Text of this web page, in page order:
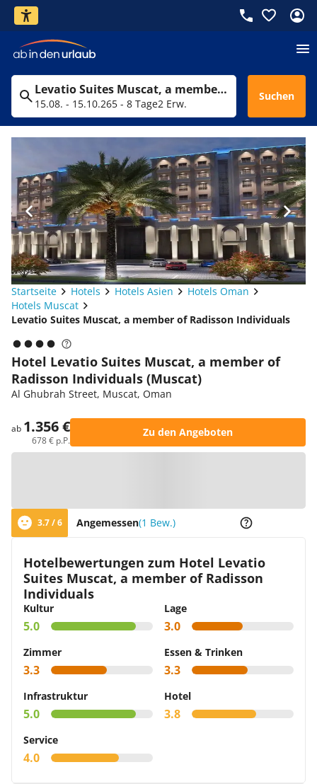
Levatio Suites Muscat, a member of Radisson Individuals
15.08. - 15.10.265 - 8 Tage2 Erw.
Suchen
Startseite Hotels Hotels Asien
Hotels Oman
Hotels Muscat
Levatio Suites Muscat, a member of Radisson Individuals
Hotel Levatio Suites Muscat, a member of
Radisson Individuals (Muscat)
Al Ghubrah Street, Muscat, Oman
ab 1.356 €
678 € p.P.
Zu den Angeboten
3.7 / 6 Angemessen(1 Bew.)
Hotelbewertungen zum Hotel Levatio
Suites Muscat, a member of Radisson
Individuals
Kultur
5.0
Lage
3.0
Zimmer
3.3
Essen & Trinken
3.3
Infrastruktur
5.0
Hotel
3.8
Service
4.0